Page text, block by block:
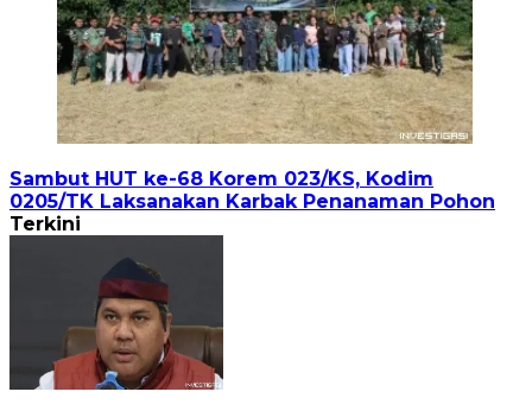
Sambut HUT ke-68 Korem 023/KS, Kodim
0205/TK Laksanakan Karbak Penanaman Pohon
Terkini